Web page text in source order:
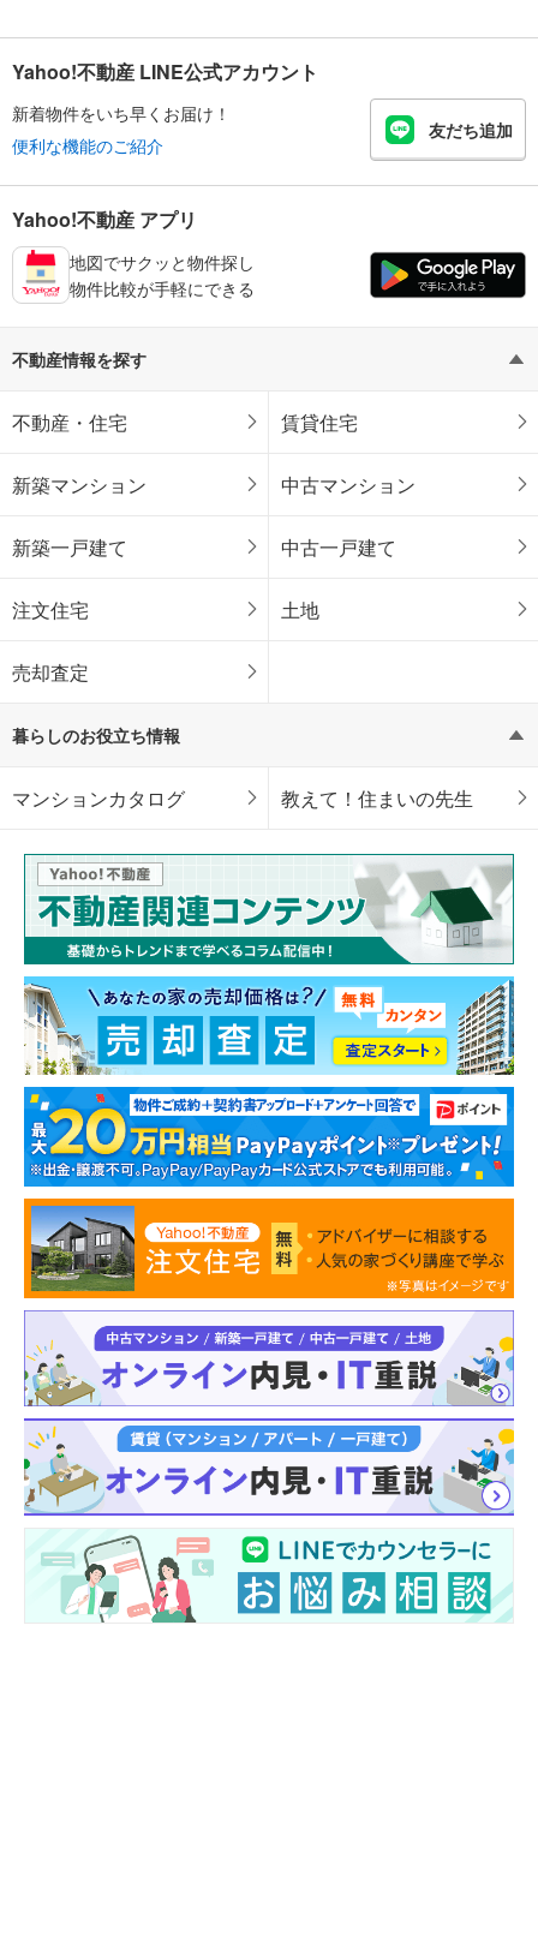
Yahoo!不動産 LINE公式アカウント
新着物件をいち早くお届け！
便利な機能のご紹介
友だち追加
Yahoo!不動産 アプリ
地図でサクッと物件探し
物件比較が手軽にできる
不動産情報を探す
不動産・住宅 賃貸住宅
新築マンション 中古マンション
新築一戸建て 中古一戸建て
注文住宅 土地
売却査定
暮らしのお役立ち情報
マンションカタログ 教えて！住まいの先生